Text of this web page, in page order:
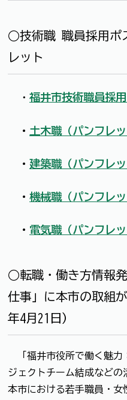
○技術職 職員採用ポ
レット
・ 福井市技術職員採
・ 土木職（パンフレッ
・ 建築職（パンフレッ
・ 機械職（パンフレッ
・ 電気職（パンフレッ
○転職・働き方情報
仕事」に本市の取組
年4月21日）
「福井市役所で働く魅力
ジェクトチーム結成などの
本市における若手職員・女